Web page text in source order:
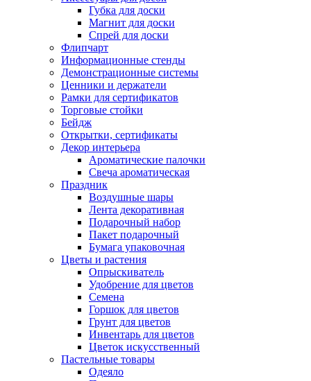
Губка для доски
Магнит для доски
Спрей для доски
Флипчарт
Информационные стенды
Демонстрационные системы
Ценники и держатели
Рамки для сертификатов
Торговые стойки
Бейдж
Открытки, сертификаты
Декор интерьера
Ароматические палочки
Свеча ароматическая
Праздник
Воздушные шары
Лента декоративная
Подарочный набор
Пакет подарочный
Бумага упаковочная
Цветы и растения
Опрыскиватель
Удобрение для цветов
Семена
Горшок для цветов
Грунт для цветов
Инвентарь для цветов
Цветок искусственный
Пастельные товары
Одеяло